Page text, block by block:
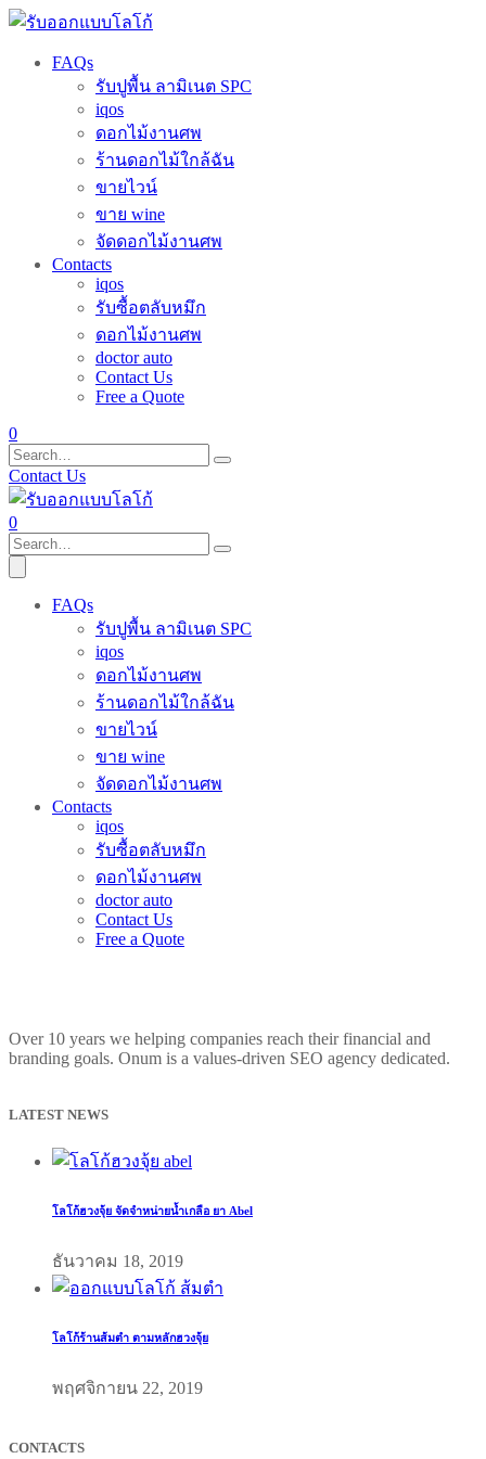
FAQs
รับปูพื้น ลามิเนต SPC
iqos
ดอกไม้งานศพ
ร้านดอกไม้ใกล้ฉัน
ขายไวน์
ขาย wine
จัดดอกไม้งานศพ
Contacts
iqos
รับซื้อตลับหมึก
ดอกไม้งานศพ
doctor auto
Contact Us
Free a Quote
0
Contact Us
0
FAQs
รับปูพื้น ลามิเนต SPC
iqos
ดอกไม้งานศพ
ร้านดอกไม้ใกล้ฉัน
ขายไวน์
ขาย wine
จัดดอกไม้งานศพ
Contacts
iqos
รับซื้อตลับหมึก
ดอกไม้งานศพ
doctor auto
Contact Us
Free a Quote
Over 10 years we helping companies reach their financial and
branding goals. Onum is a values-driven SEO agency dedicated.
LATEST NEWS
โลโก้ฮวงจุ้ย จัดจำหน่ายน้ำเกลือ ยา Abel
ธันวาคม 18, 2019
โลโก้ร้านส้มตำ ตามหลักฮวงจุ้ย
พฤศจิกายน 22, 2019
CONTACTS